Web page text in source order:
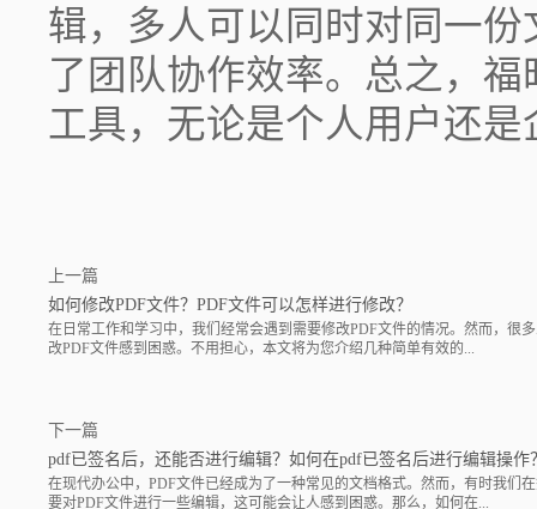
辑，多人可以同时对同一
了团队协作效率。总之，
工具，无论是个人用户还
上一篇
如何修改PDF文件？PDF文件可以怎样进行修改？
在日常工作和学习中，我们经常会遇到需要修改PDF文件的情况。然而，很
改PDF文件感到困惑。不用担心，本文将为您介绍几种简单有效的...
下一篇
pdf已签名后，还能否进行编辑？如何在pdf已签名后进行编辑操作
在现代办公中，PDF文件已经成为了一种常见的文档格式。然而，有时我们
要对PDF文件进行一些编辑，这可能会让人感到困惑。那么，如何在...